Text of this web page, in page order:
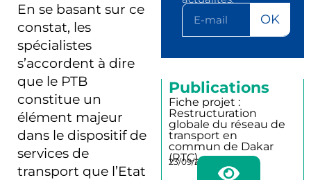
En se basant sur ce
constat, les
spécialistes
s’accordent à dire
que le PTB
constitue un
élément majeur
dans le dispositif de
services de
transport que l’Etat
OK
Publications
Fiche projet :
Restructuration
globale du réseau de
transport en
commun de Dakar
(RTC)
23/09/2025